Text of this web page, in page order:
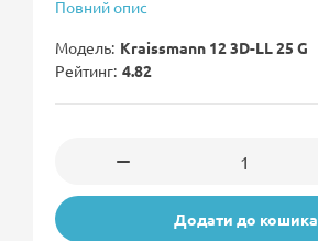
Повний опис
Модель Kraissmann 12 3D-LL 25 G
Рейтинг 4.82
Додати до кошика